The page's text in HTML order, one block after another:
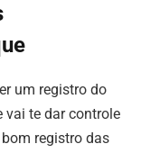
um registro do
vai te dar controle
registro das